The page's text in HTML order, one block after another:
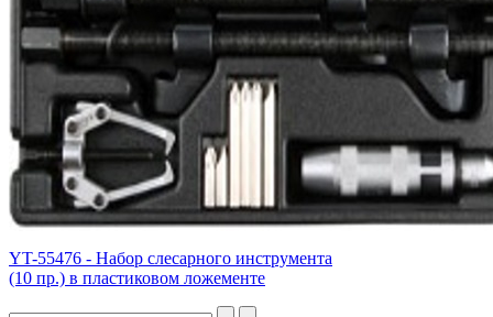
YT-55476 - Набор слесарного инструмента
(10 пр.) в пластиковом ложементе